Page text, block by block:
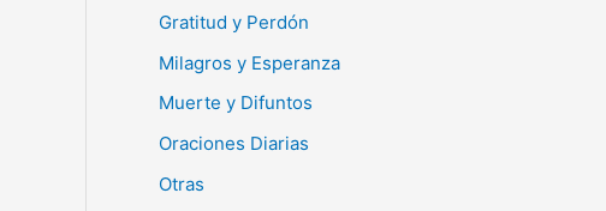
Gratitud y Perdón
Milagros y Esperanza
Muerte y Difuntos
Oraciones Diarias
Otras